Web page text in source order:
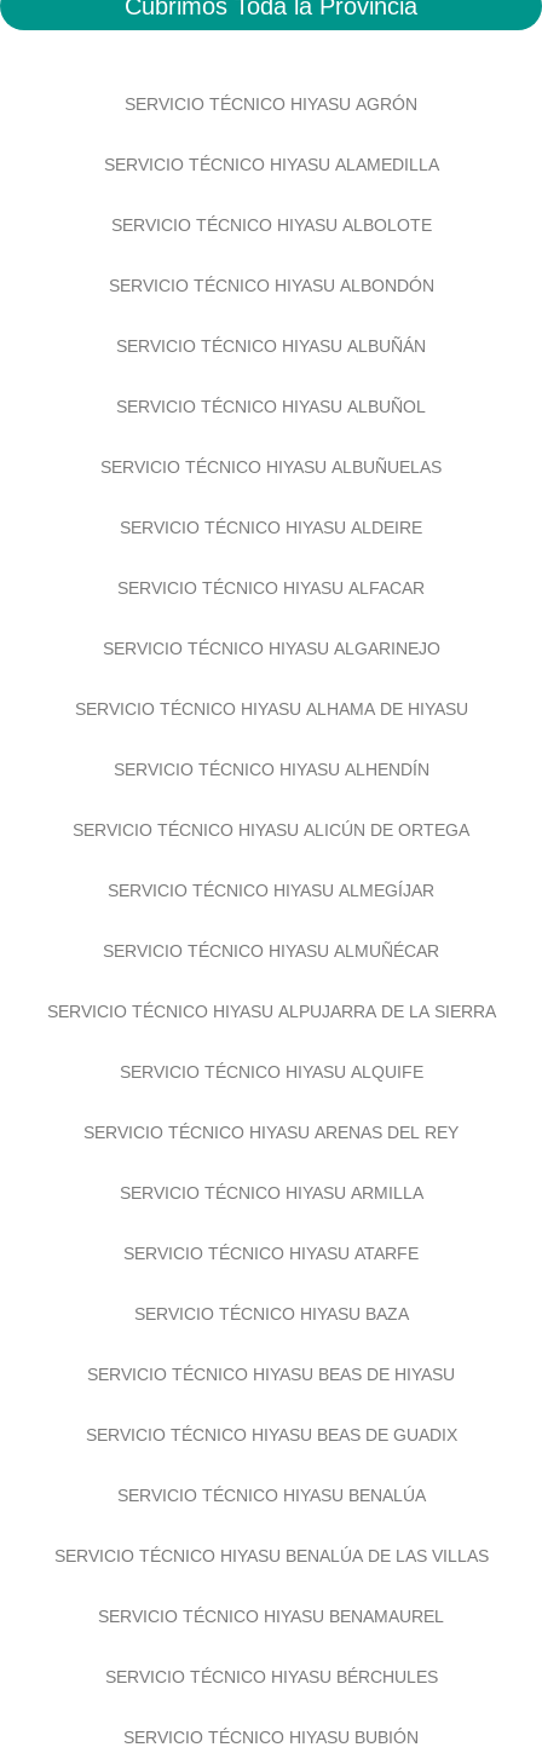
Cubrimos Toda la Provincia
SERVICIO TÉCNICO HIYASU AGRÓN
SERVICIO TÉCNICO HIYASU ALAMEDILLA
SERVICIO TÉCNICO HIYASU ALBOLOTE
SERVICIO TÉCNICO HIYASU ALBONDÓN
SERVICIO TÉCNICO HIYASU ALBUÑÁN
SERVICIO TÉCNICO HIYASU ALBUÑOL
SERVICIO TÉCNICO HIYASU ALBUÑUELAS
SERVICIO TÉCNICO HIYASU ALDEIRE
SERVICIO TÉCNICO HIYASU ALFACAR
SERVICIO TÉCNICO HIYASU ALGARINEJO
SERVICIO TÉCNICO HIYASU ALHAMA DE HIYASU
SERVICIO TÉCNICO HIYASU ALHENDÍN
SERVICIO TÉCNICO HIYASU ALICÚN DE ORTEGA
SERVICIO TÉCNICO HIYASU ALMEGÍJAR
SERVICIO TÉCNICO HIYASU ALMUÑÉCAR
SERVICIO TÉCNICO HIYASU ALPUJARRA DE LA SIERRA
SERVICIO TÉCNICO HIYASU ALQUIFE
SERVICIO TÉCNICO HIYASU ARENAS DEL REY
SERVICIO TÉCNICO HIYASU ARMILLA
SERVICIO TÉCNICO HIYASU ATARFE
SERVICIO TÉCNICO HIYASU BAZA
SERVICIO TÉCNICO HIYASU BEAS DE HIYASU
SERVICIO TÉCNICO HIYASU BEAS DE GUADIX
SERVICIO TÉCNICO HIYASU BENALÚA
SERVICIO TÉCNICO HIYASU BENALÚA DE LAS VILLAS
SERVICIO TÉCNICO HIYASU BENAMAUREL
SERVICIO TÉCNICO HIYASU BÉRCHULES
SERVICIO TÉCNICO HIYASU BUBIÓN